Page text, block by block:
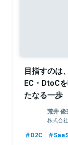
目指すのは
EC・DtoC
たなる一歩
荒井 俊
株式会
D2C